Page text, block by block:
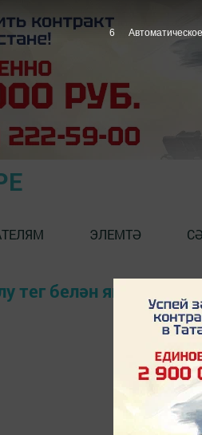
ЭЛЕМТӘ
тег белән яңалыклар
6